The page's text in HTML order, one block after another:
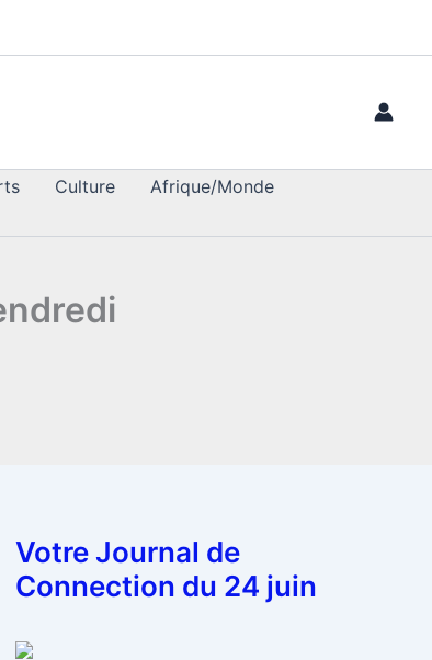
Culture
Afrique/Monde
Votre Journal de
Connection du 24 juin